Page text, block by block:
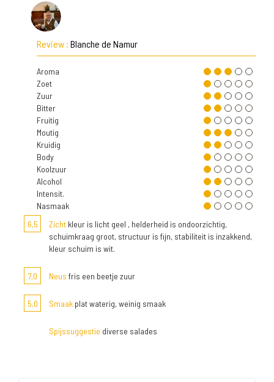
Review : Blanche de Namur
Aroma
Zoet
Zuur
Bitter
Fruitig
Moutig
Kruidig
Body
Koolzuur
Alcohol
Intensit.
Nasmaak
6,5
Zicht kleur is licht geel , helderheid is ondoorzichtig,
schuimkraag groot, structuur is fijn, stabiliteit is inzakkend,
kleur schuim is wit.
7,0 Neus fris een beetje zuur
5,0 Smaak plat waterig, weinig smaak
Spijssuggestie diverse salades